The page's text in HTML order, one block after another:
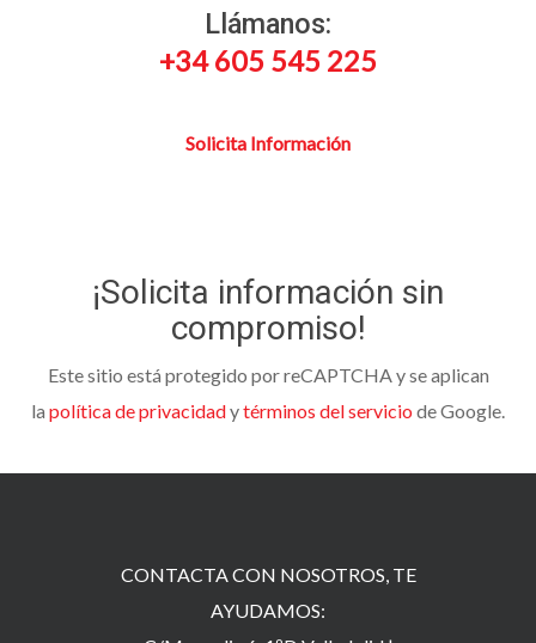
Llámanos:
+34 605 545 225
Solicita Información
¡Solicita información sin
compromiso!
Este sitio está protegido por reCAPTCHA y se aplican
la política de privacidadytérminos del servicio de Google.
CONTACTA CON NOSOTROS, TE
AYUDAMOS: